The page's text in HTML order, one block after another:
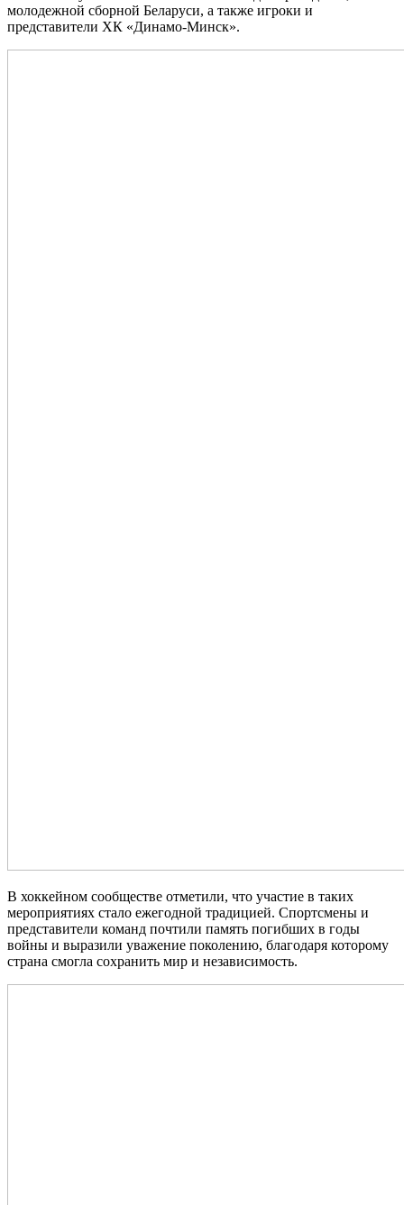
молодежной сборной Беларуси, а также игроки и
представители ХК «Динамо‑Минск».
В хоккейном сообществе отметили, что участие в таких
мероприятиях стало ежегодной традицией. Спортсмены и
представители команд почтили память погибших в годы
войны и выразили уважение поколению, благодаря которому
страна смогла сохранить мир и независимость.